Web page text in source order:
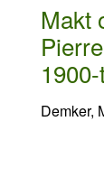
Makt
Demker,